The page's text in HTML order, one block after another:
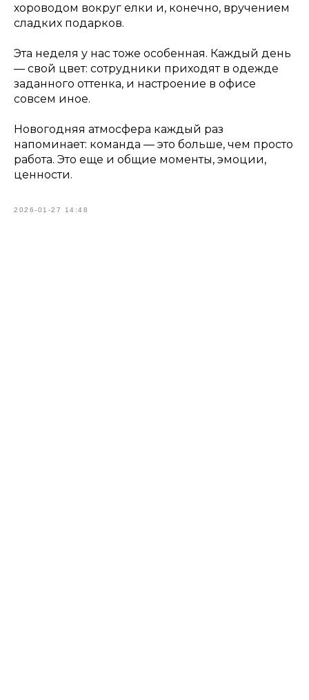
хороводом вокруг елки и, конечно, вручением
сладких подарков.
Эта неделя у нас тоже особенная. Каждый день
— свой цвет: сотрудники приходят в одежде
заданного оттенка, и настроение в офисе
совсем иное.
Новогодняя атмосфера каждый раз
напоминает: команда — это больше, чем просто
работа. Это еще и общие моменты, эмоции,
ценности.
2026-01-27 14:48